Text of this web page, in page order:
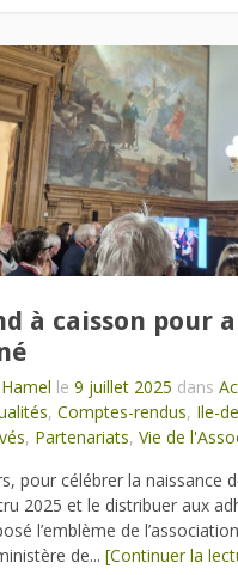
à caisson pour
le 9 juillet 2025 dans
, Comptes-rendus, Ile-
, Partenariats, Vie de
pour célébrer la naissance
2025 et le distribuer aux
l’emblème de
de... [Continuer la